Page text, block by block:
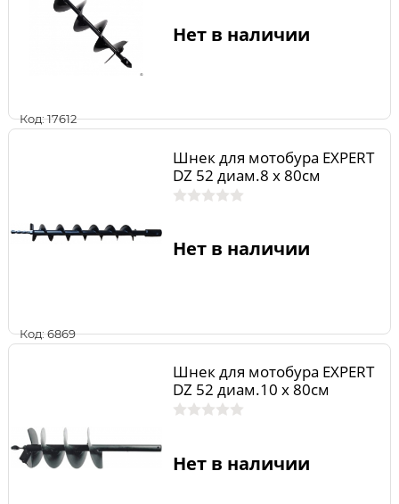
Код: 17612
Нет в наличии
Код: 6869
Шнек для мотобура EXPERT
DZ 52 диам.8 х 80см
Нет в наличии
Шнек для мотобура EXPERT
DZ 52 диам.10 х 80см
Нет в наличии